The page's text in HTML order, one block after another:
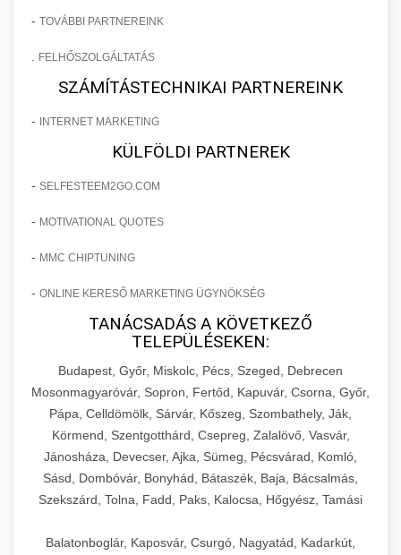
- TOVÁBBI PARTNEREINK
FELHŐSZOLGÁLTATÁS
SZÁMÍTÁSTECHNIKAI PARTNEREINK
- INTERNET MARKETING
KÜLFÖLDI PARTNEREK
- SELFESTEEM2GO.COM
- MOTIVATIONAL QUOTES
- MMC CHIPTUNING
- ONLINE KERESŐ MARKETING ÜGYNÖKSÉG
TANÁCSADÁS A KÖVETKEZŐ
TELEPÜLÉSEKEN:
Budapest, Győr, Miskolc, Pécs, Szeged, Debrecen
Mosonmagyaróvár, Sopron, Fertőd, Kapuvár, Csorna, Győr,
Pápa, Celldömölk, Sárvár, Kőszeg, Szombathely, Ják,
Körmend, Szentgotthárd, Csepreg, Zalalövő, Vasvár,
Jánosháza, Devecser, Ajka, Sümeg, Pécsvárad, Komló,
Sásd, Dombóvár, Bonyhád, Bátaszék, Baja, Bácsalmás,
Szekszárd, Tolna, Fadd, Paks, Kalocsa, Hőgyész, Tamási
Balatonboglár, Kaposvár, Csurgó, Nagyatád, Kadarkút,